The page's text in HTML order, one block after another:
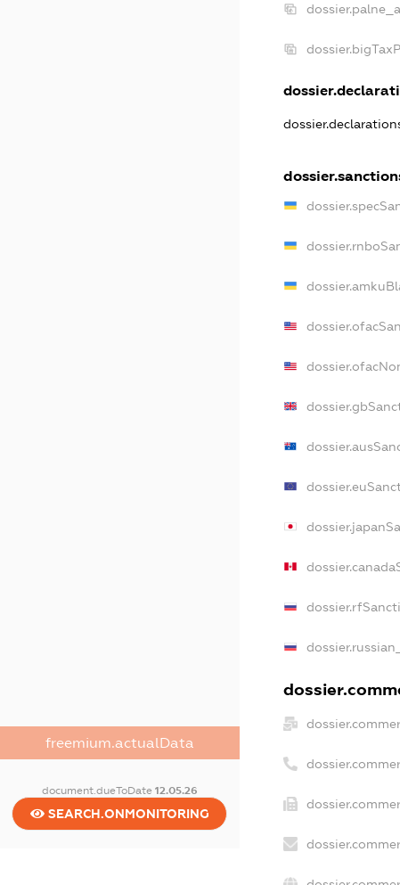
freemium.actualData
document.dueToDate 12.05.26
SEARCH.ONMONITORING